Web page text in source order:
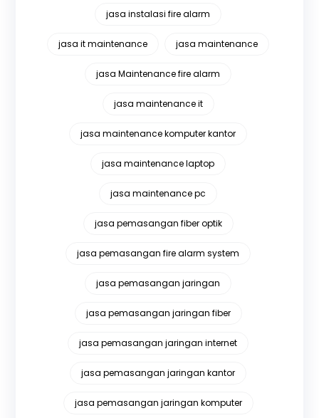
jasa instalasi fire alarm
jasa it maintenance jasa maintenance
jasa Maintenance fire alarm
jasa maintenance it
jasa maintenance komputer kantor
jasa maintenance laptop
jasa maintenance pc
jasa pemasangan fiber optik
jasa pemasangan fire alarm system
jasa pemasangan jaringan
jasa pemasangan jaringan fiber
jasa pemasangan jaringan internet
jasa pemasangan jaringan kantor
jasa pemasangan jaringan komputer